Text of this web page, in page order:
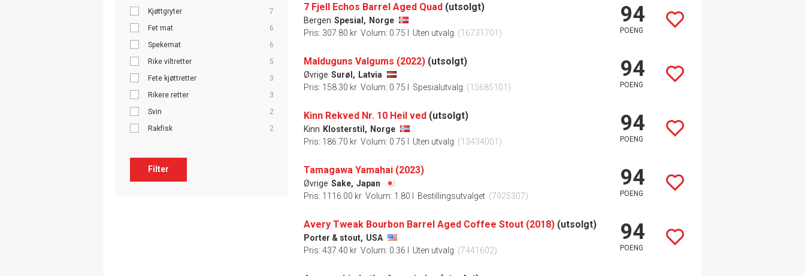
Kjøttgryter
7
Fet mat
6
Spekemat
6
Rike viltretter
5
Fete kjøttretter
3
Rikere retter
3
Svin
2
Rakfisk
2
Filter
7 Fjell Echos Barrel Aged Quad (utsolgt)
Bergen Spesial, Norge
Pris: 307.80 kr Volum: 0.75 l Uten utvalg (16731701)
94
POENG
Malduguns Valgums (2022) (utsolgt)
Øvrige Surøl, Latvia
Pris: 158.30 kr Volum: 0.75 l Spesialutvalg (15685101)
94
POENG
Kinn Rekved Nr. 10 Heil ved (utsolgt)
Kinn Klosterstil, Norge
Pris: 186.70 kr Volum: 0.75 l Uten utvalg (13434001)
94
POENG
Tamagawa Yamahai (2023)
Øvrige Sake, Japan
Pris: 1116.00 kr Volum: 1.80 l Bestillingsutvalget (7925307)
94
POENG
Avery Tweak Bourbon Barrel Aged Coffee Stout (2018) (utsolgt)
Porter & stout, USA
Pris: 437.40 kr Volum: 0.36 l Uten utvalg (7441602)
94
POENG